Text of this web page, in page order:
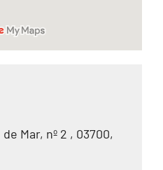
Mar, nº 2 , 03700,